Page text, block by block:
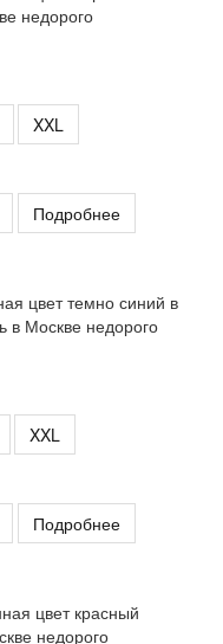
XXL
Подробнее
XXL
Подробнее